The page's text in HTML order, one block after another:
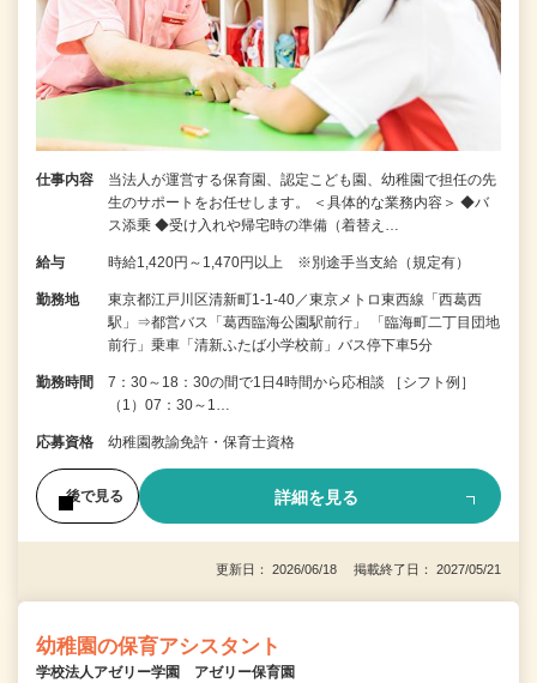
仕事内容
当法人が運営する保育園、認定こども園、幼稚園で担任の先
生のサポートをお任せします。 ＜具体的な業務内容＞ ◆バ
ス添乗 ◆受け入れや帰宅時の準備（着替え…
給与 時給1,420円～1,470円以上 ※別途手当支給（規定有）
勤務地
東京都江戸川区清新町1-1-40／東京メトロ東西線「西葛西
駅」⇒都営バス「葛西臨海公園駅前行」 「臨海町二丁目団地
前行」乗車「清新ふたば小学校前」バス停下車5分
勤務時間
7：30～18：30の間で1日4時間から応相談 ［シフト例］
（1）07：30～1…
応募資格 幼稚園教諭免許・保育士資格
後で見る 詳細を見る
更新日： 2026/06/18 掲載終了日： 2027/05/21
幼稚園の保育アシスタント
学校法人アゼリー学園 アゼリー保育園